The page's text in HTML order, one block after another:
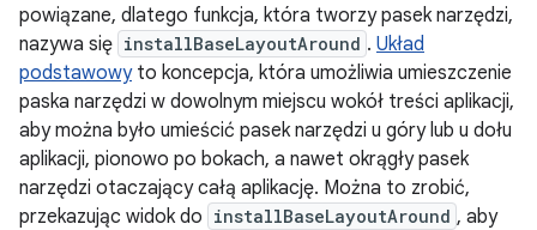
powiązane, dlatego funkcja, która tworzy pasek narzędzi,
nazywa się installBaseLayoutAround . Układ
podstawowyto koncepcja, która umożliwia umieszczenie
paska narzędzi w dowolnym miejscu wokół treści aplikacji,
aby można było umieścić pasek narzędzi u góry lub u dołu
aplikacji, pionowo po bokach, a nawet okrągły pasek
narzędzi otaczający całą aplikację. Można to zrobić,
przekazując widok do installBaseLayoutAround , aby